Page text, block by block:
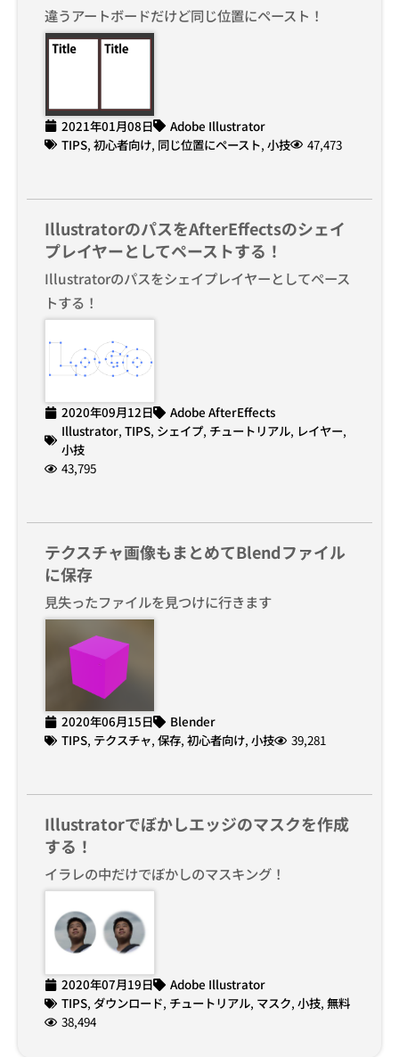
違うアートボードだけど同じ位置にペースト！
2021年01月08日
Adobe Illustrator
TIPS, 初心者向け, 同じ位置にペースト, 小技 47,473
IllustratorのパスをAfterEffectsのシェイ
プレイヤーとしてペーストする！
Illustratorのパスをシェイプレイヤーとしてペース
トする！
2020年09月12日
Adobe AfterEffects
Illustrator, TIPS, シェイプ, チュートリアル, レイヤー,
小技
43,795
テクスチャ画像もまとめてBlendファイル
に保存
見失ったファイルを見つけに行きます
2020年06月15日
Blender
TIPS, テクスチャ, 保存, 初心者向け, 小技 39,281
Illustratorでぼかしエッジのマスクを作成
する！
イラレの中だけでぼかしのマスキング！
2020年07月19日
Adobe Illustrator
TIPS, ダウンロード, チュートリアル, マスク, 小技, 無料
38,494